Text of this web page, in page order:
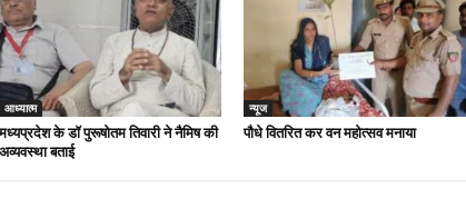
आध्यात्म
के डॉ पुरूषोतम तिवारी ने नैमिष की
अव्यवस्था बताई
न्यूज
पौधे वितरित कर वन महोत्सव मनाया